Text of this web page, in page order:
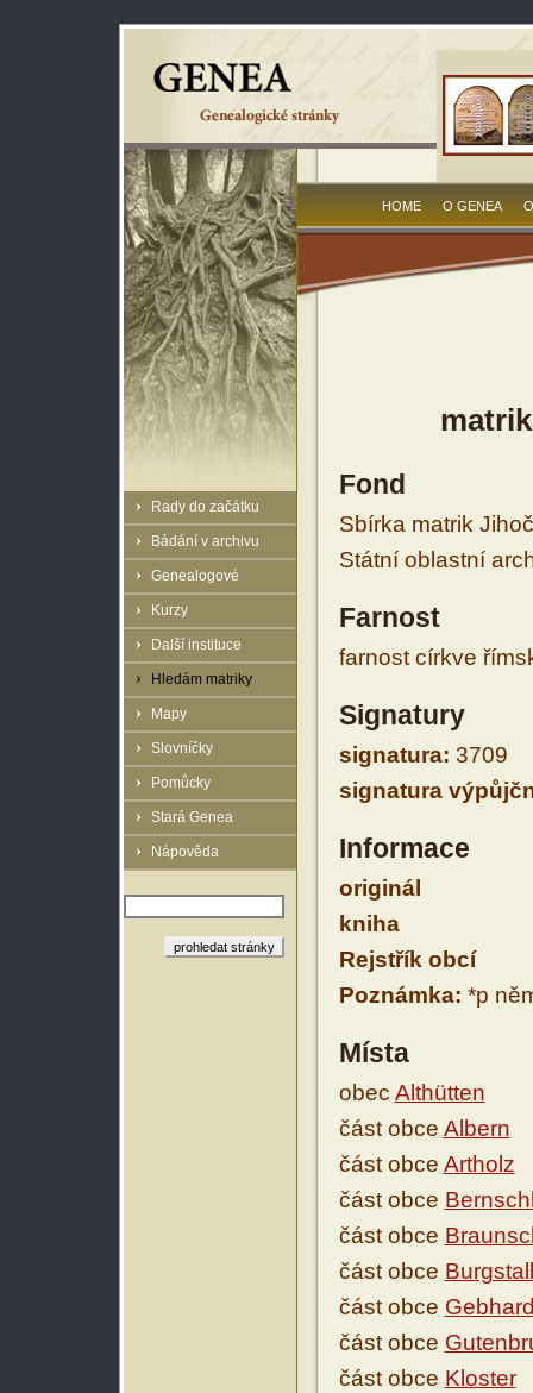
Rady do začátku
Bádání v archivu
Genealogové
Kurzy
Další instituce
Hledám matriky
Mapy
Slovníčky
Pomůcky
Stará Genea
Nápověda
HOME O GENEA
Fond
Sbírka matrik
Státní oblastní
Farnost
farnost církve
Signatury
signatura: 3709
signatura
Informace
originál
kniha
Rejstřík obcí
Poznámka: *p
Místa
obec Althütten
část obce Albern
část obce Artholz
část obce
část obce
část obce Burgstall
část obce
část obce
část obce Kloster